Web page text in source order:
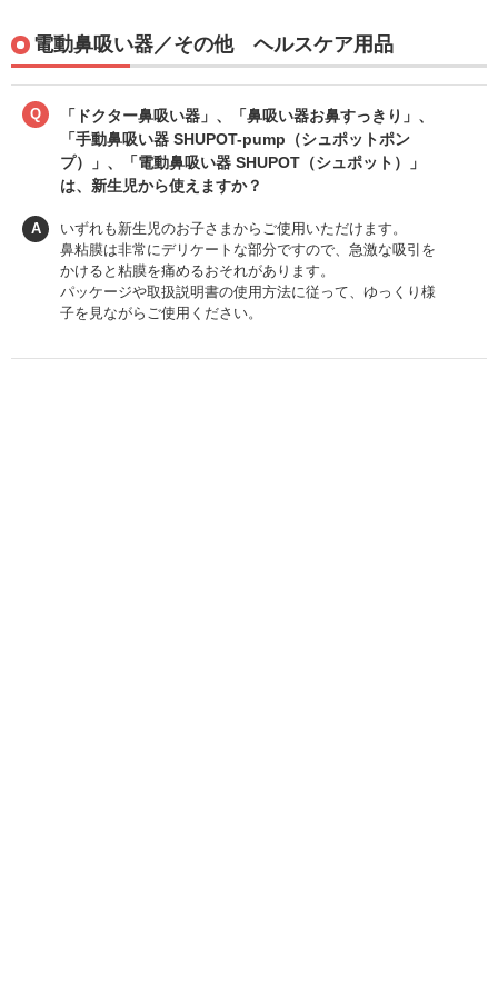
電動鼻吸い器／その他 ヘルスケア用品
Q
「ドクター鼻吸い器」、「鼻吸い器お鼻すっきり」、
「手動鼻吸い器 SHUPOT-pump（シュポットポン
プ）」、「電動鼻吸い器 SHUPOT（シュポット）」
は、新生児から使えますか？
A
いずれも新生児のお子さまからご使用いただけます。
鼻粘膜は非常にデリケートな部分ですので、急激な吸引を
かけると粘膜を痛めるおそれがあります。
パッケージや取扱説明書の使用方法に従って、ゆっくり様
子を見ながらご使用ください。